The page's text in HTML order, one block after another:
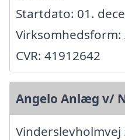
Startdato: 01.
Virksomhedsform:
CVR: 41912642
Angelo Anlæg v/
Vinderslevholmvej